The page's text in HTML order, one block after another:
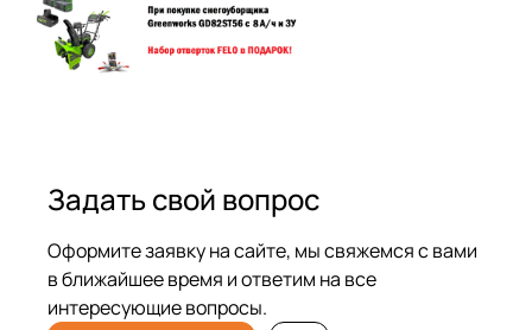
Задать свой вопрос
Оформите заявку на сайте, мы свяжемся с вами
в ближайшее время и ответим на все
интересующие вопросы.